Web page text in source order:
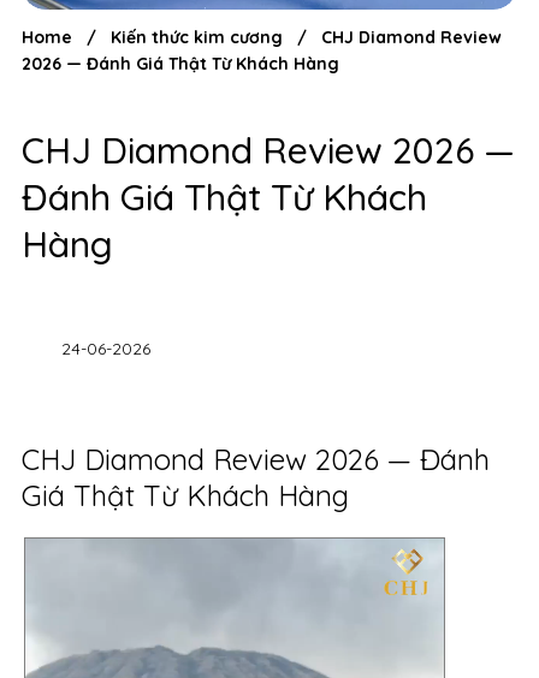
CHJ Diamond Review 2026 —
Đánh Giá Thật Từ Khách
Hàng
CHJ Diamond Review 2026 — Đánh
Giá Thật Từ Khách Hàng
Home / Kiến thức kim cương /
CHJ Diamond Review
2026 — Đánh Giá Thật Từ Khách Hàng
24-06-2026